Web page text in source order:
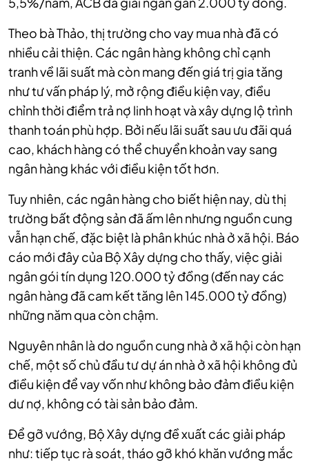
Theo bà Thảo, thị trường cho vay mua nhà đã có
nhiều cải thiện. Các ngân hàng không chỉ cạnh
tranh về lãi suất mà còn mang đến giá trị gia tăng
như tư vấn pháp lý, mở rộng điều kiện vay, điều
chỉnh thời điểm trả nợ linh hoạt và xây dựng lộ trình
thanh toán phù hợp. Bởi nếu lãi suất sau ưu đãi quá
cao, khách hàng có thể chuyển khoản vay sang
ngân hàng khác với điều kiện tốt hơn.
Tuy nhiên, các ngân hàng cho biết hiện nay, dù thị
trường bất động sản đã ấm lên nhưng nguồn cung
vẫn hạn chế, đặc biệt là phân khúc nhà ở xã hội. Báo
cáo mới đây của Bộ Xây dựng cho thấy, việc giải
ngân gói tín dụng 120.000 tỷ đồng (đến nay các
ngân hàng đã cam kết tăng lên 145.000 tỷ đồng)
những năm qua còn chậm.
Nguyên nhân là do nguồn cung nhà ở xã hội còn hạn
chế, một số chủ đầu tư dự án nhà ở xã hội không đủ
điều kiện để vay vốn như không bảo đảm điều kiện
dư nợ, không có tài sản bảo đảm.
Để gỡ vướng, Bộ Xây dựng đề xuất các giải pháp
như: tiếp tục rà soát, tháo gỡ khó khăn vướng mắc